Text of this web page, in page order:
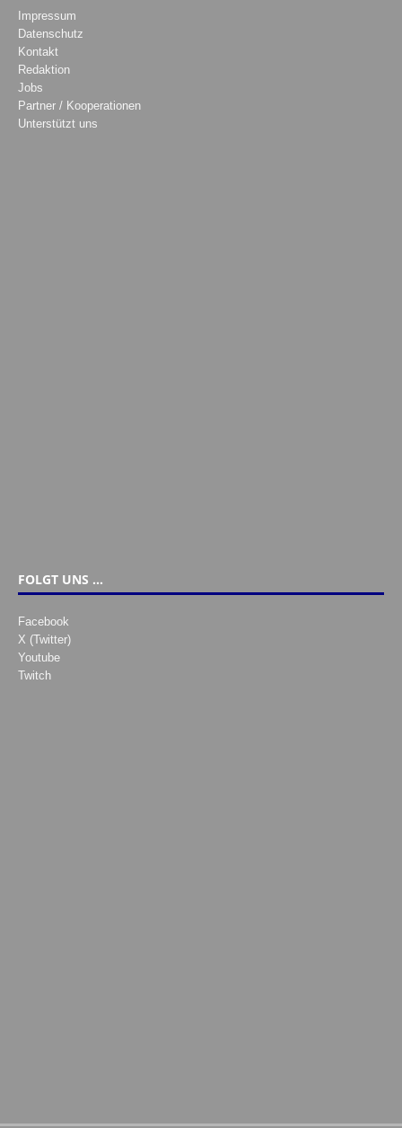
Impressum
Datenschutz
Kontakt
Redaktion
Jobs
Partner / Kooperationen
Unterstützt uns
FOLGT UNS …
Facebook
X (Twitter)
Youtube
Twitch